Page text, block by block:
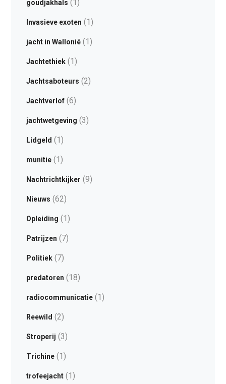
goudjakhals (1)
Invasieve exoten (1)
jacht in Wallonië(1)
Jachtethiek(1)
Jachtsaboteurs (2)
Jachtverlof(6)
jachtwetgeving (3)
Lidgeld (1)
munitie(1)
Nachtrichtkijker (9)
Nieuws (62)
Opleiding (1)
Patrijzen (7)
Politiek(7)
predatoren (18)
radiocommunicatie(1)
Reewild (2)
Stroperij (3)
Trichine(1)
trofeejacht(1)